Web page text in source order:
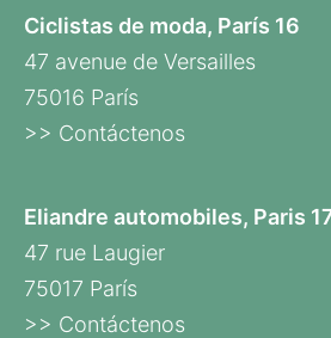
Ciclistas de moda, París 16
47 avenue de Versailles
75016 París
>> Contáctenos
Eliandre automobiles, Paris
47 rue Laugier
75017 París
>> Contáctenos